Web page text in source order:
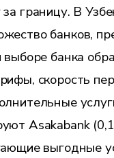
границу. В
банков,
выборе банка
скорость
Asakabank
выгодные